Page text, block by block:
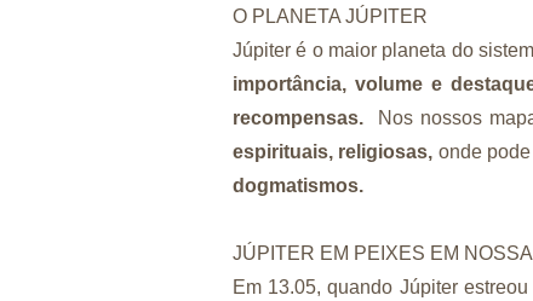
O PLANETA JÚPITER
Júpiter é o maior planeta do
importância, volume e
recompensas.
Nos nossos
espirituais, religiosas, onde
dogmatismos.
JÚPITER EM PEIXES EM
Em 13.05, quando Júpiter